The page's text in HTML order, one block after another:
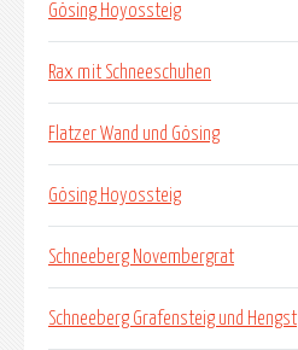
Gösing Hoyossteig
Rax mit Schneeschuhen
Flatzer Wand und Gösing
Gösing Hoyossteig
Schneeberg Novembergrat
Schneeberg Grafensteig und Hengst